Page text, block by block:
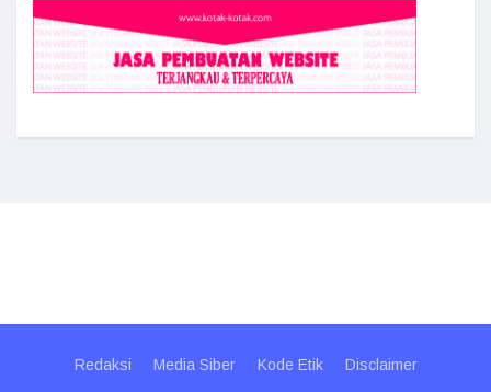
Redaksi Media Siber Kode Etik Disclaimer